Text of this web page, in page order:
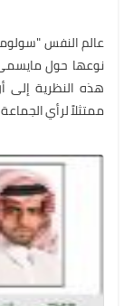
عالم النفس
نوعها حول مايسمى
هذه النظرية إلى
ممتثلاً لرأي